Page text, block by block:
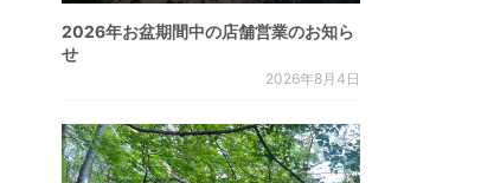
2026年お盆期間中の店舗営業のお知ら
せ
2026年8月4日